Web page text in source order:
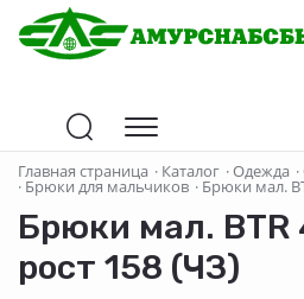
Главная страница · Каталог ·Одежда ·
· Брюки для мальчиков · Брюки мал.
Брюки мал.
рост 158 (ЧЗ)